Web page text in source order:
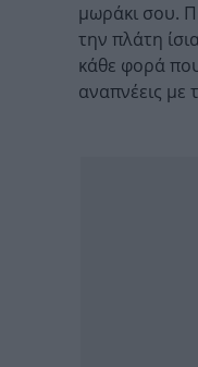
μωράκι σου.
την πλάτη
κάθε φορά
αναπνέεις με